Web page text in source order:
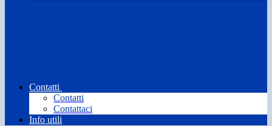
Contatti
Contatti
Contattaci
Info utili